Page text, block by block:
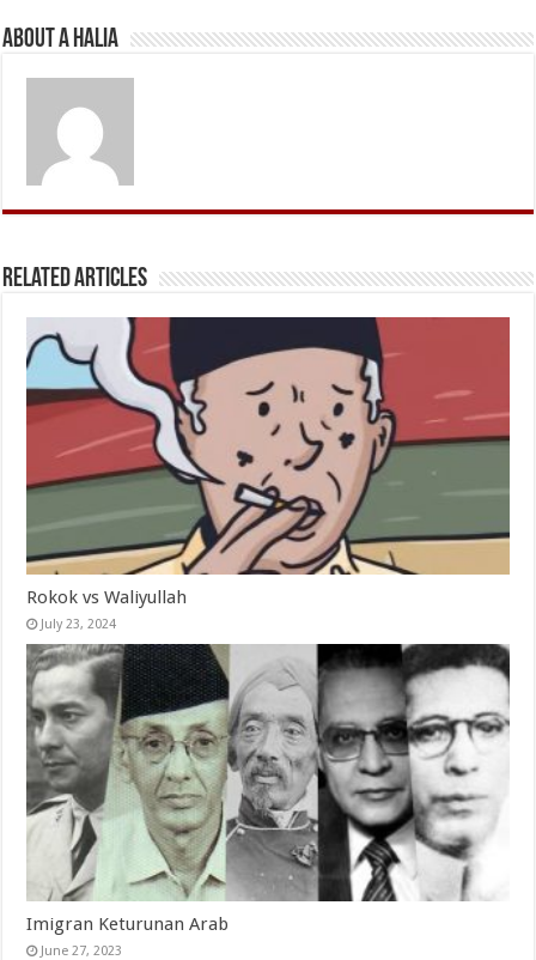
About A Halia
Related Articles
Rokok vs Waliyullah
July 23, 2024
Imigran Keturunan Arab
June 27, 2023